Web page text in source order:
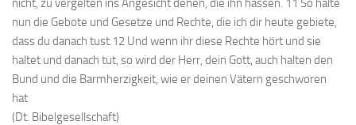
nicht, zu vergelten ins Angesicht denen, die ihn hassen. 11 So halte
nun die Gebote und Gesetze und Rechte, die ich dir heute gebiete,
dass du danach tust.12 Und wenn ihr diese Rechte hört und sie
haltet und danach tut, so wird der Herr, dein Gott, auch halten den
Bund und die Barmherzigkeit, wie er deinen Vätern geschworen
hat
(Dt. Bibelgesellschaft)